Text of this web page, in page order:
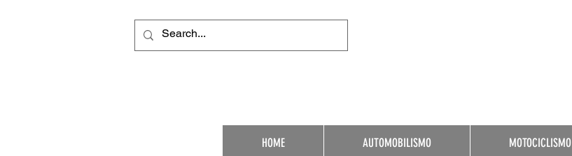
HOME AUTOMOBILISMO MOTOCICLISMO